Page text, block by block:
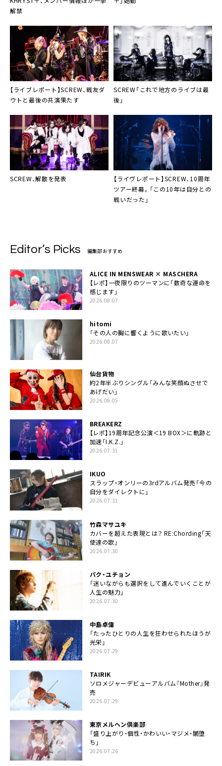
解禁
【ライブレポート】SCREW、戦友ダ
ウト と最後の共演果たす
SCREW「これで地方のライブは最
後」
SCREW、解散を発表 【ライヴレポート】SCREW、10周年
ツアー終幕。「この10年は自分との
戦いだった」
Editor’s Picks 編集部おすすめ
ALICE IN MENSWEAR × MASCHERA
【レポ】一夜限りのツーマンに「数奇な運命を
感じます」
2026.08.07
hitomi
「その人の胸に響くように歌いたい」
2026.08.07
仙台貨物
約2年半ぶりシングル「みんな笑顔ぬさせで
あげだい」
2026.08.05
BREAKERZ
【レポ】19周年記念公演＜19 BOX＞に軌跡と
加速「I.K.Z.」
2026.07.31
IKUO
スラップ・オンリーの3rdアルバム発売「今の
自分をダイレクトに」
2026.07.31
竹森マサユキ
カバーを超えた表現とは？ RE:Chording「天
使達の歌」
2026.07.30
パク・ユチョン
「迷いながらも選択をして進んでいくことが
人生の魅力」
2026.07.30
中島卓偉
「たったひとりの人生を狂わせられたほうが
光栄」
2026.07.29
TAIRIK
ソロメジャーデビューアルバム『Mother』発
売
2026.07.29
東京メルヘン倶楽部
「盛り上がり・個性・かわいい・マジメ・闇堕
ち」
2026.07.26